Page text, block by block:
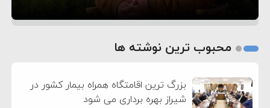
2
محبوب ترین نوشته ها
بزرگ ترین اقامتگاه همراه بیمار کشور در
شیراز بهره برداری می شود